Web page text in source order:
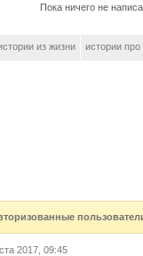
Пока ничего не
из жизни истории
2017, 09:45